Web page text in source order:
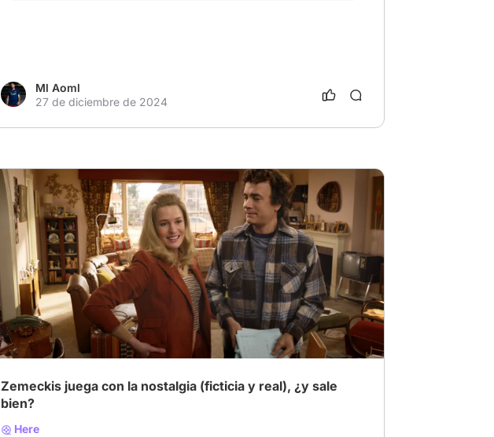
Ml Aoml
27 de diciembre de 2024
# MejorPelícula2024 # PelículaFavorita2024
Zemeckis juega con la nostalgia (ficticia y real), ¿y sale
bien?
Here